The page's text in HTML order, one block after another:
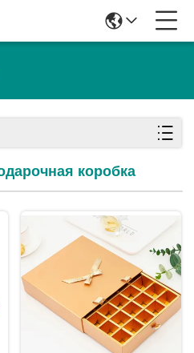
коробка